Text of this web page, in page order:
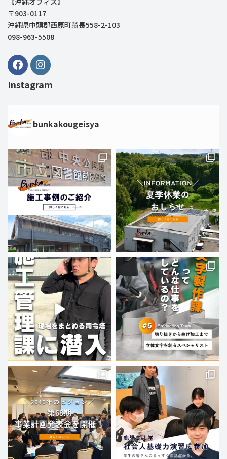
〒903-0117
沖縄県中頭郡西原町翁長558-2-103
098-963-5508
Instagram
bunkakougeisya